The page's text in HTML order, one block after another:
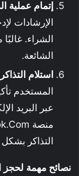
إتمام عملية
الإرشادات
الشراء.
الشائعة.
استلام
المستخدم
عبر البريد
التذاكر
نصائح مهمة لحجز